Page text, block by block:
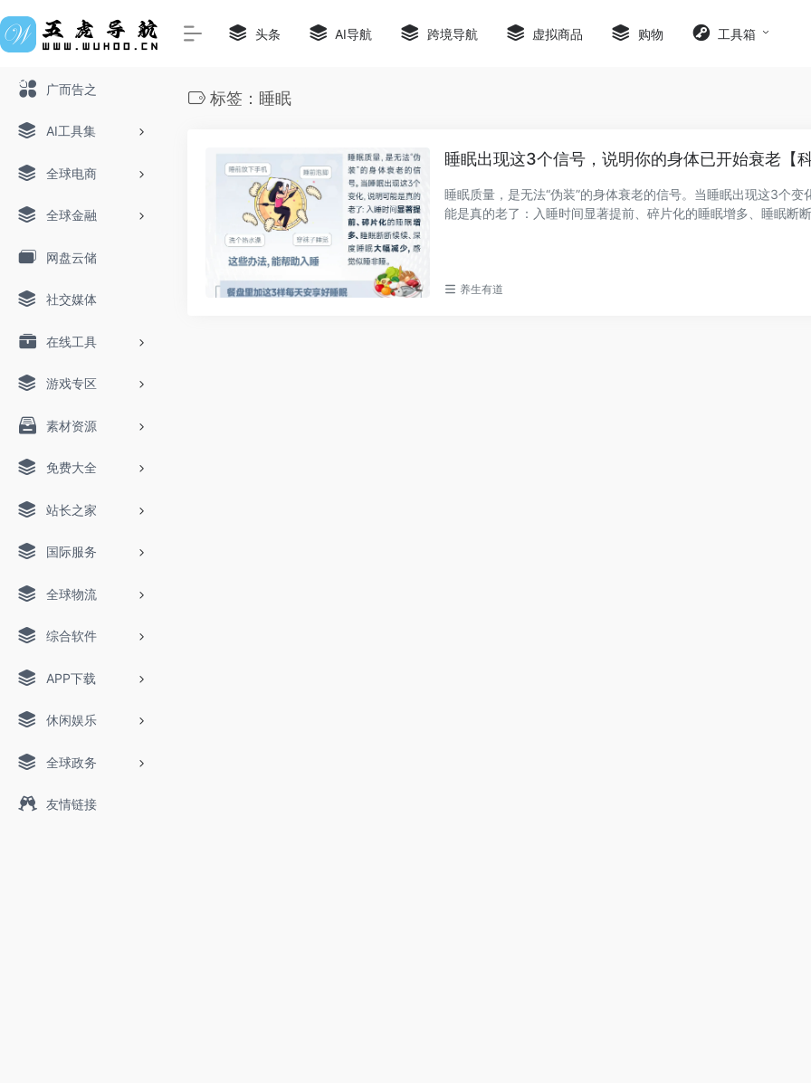
广而告之
AI工具集
全球电商
全球金融
网盘云储
社交媒体
在线工具
游戏专区
素材资源
免费大全
站长之家
国际服务
全球物流
综合软件
APP下载
休闲娱乐
全球政务
友情链接
头条 AI导航 跨境导航 虚拟商品 购物 工具箱
标签：睡眠
睡眠出现这3个信号，说明你的身体已开始衰老【
睡眠质量，是无法“伪装”的身体衰老的信号。当睡眠出现这3个变
能是真的老了：入睡时间显著提前、碎片化的睡眠增多、睡眠断
养生有道